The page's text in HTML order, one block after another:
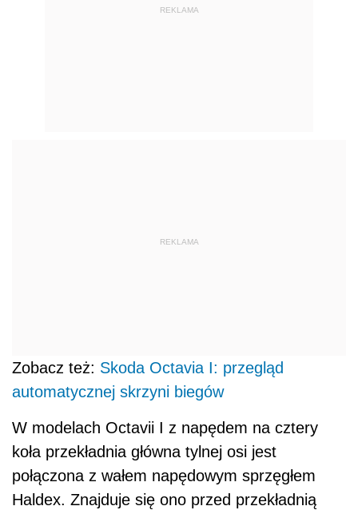
REKLAMA
REKLAMA
Zobacz też: Skoda Octavia I: przegląd
automatycznej skrzyni biegów
W modelach Octavii I z napędem na cztery
koła przekładnia główna tylnej osi jest
połączona z wałem napędowym sprzęgłem
Haldex. Znajduje się ono przed przekładnią